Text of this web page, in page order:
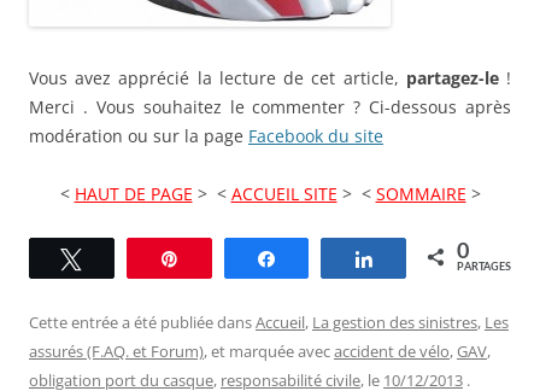
Vous avez apprécié la lecture de cet article, partagez-le!
Merci . Vous souhaitez le commenter ? Ci-dessous après
modération ou sur la page Facebook du site
< HAUT DE PAGE > < ACCUEIL SITE > < SOMMAIRE >
Partagez 0
PARTAGES
Cette entrée a été publiée dansAccueil, La gestion des sinistres, Les
assurés (F.AQ. et Forum), et marquée avecaccident de vélo,GAV,
obligation port du casque, responsabilité civile, le 10/12/2013 .